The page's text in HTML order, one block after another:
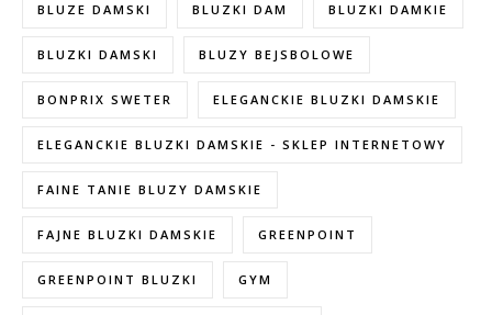
BLUZE DAMSKI BLUZKI DAM BLUZKI DAMKIE
BLUZKI DAMSKI BLUZY BEJSBOLOWE
BONPRIX SWETER ELEGANCKIE BLUZKI DAMSKIE
ELEGANCKIE BLUZKI DAMSKIE - SKLEP INTERNETOWY
FAINE TANIE BLUZY DAMSKIE
FAJNE BLUZKI DAMSKIE GREENPOINT
GREENPOINT BLUZKI GYM